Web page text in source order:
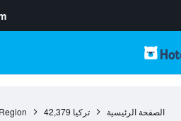
الصفحة الرئيسية تركيا 42,379